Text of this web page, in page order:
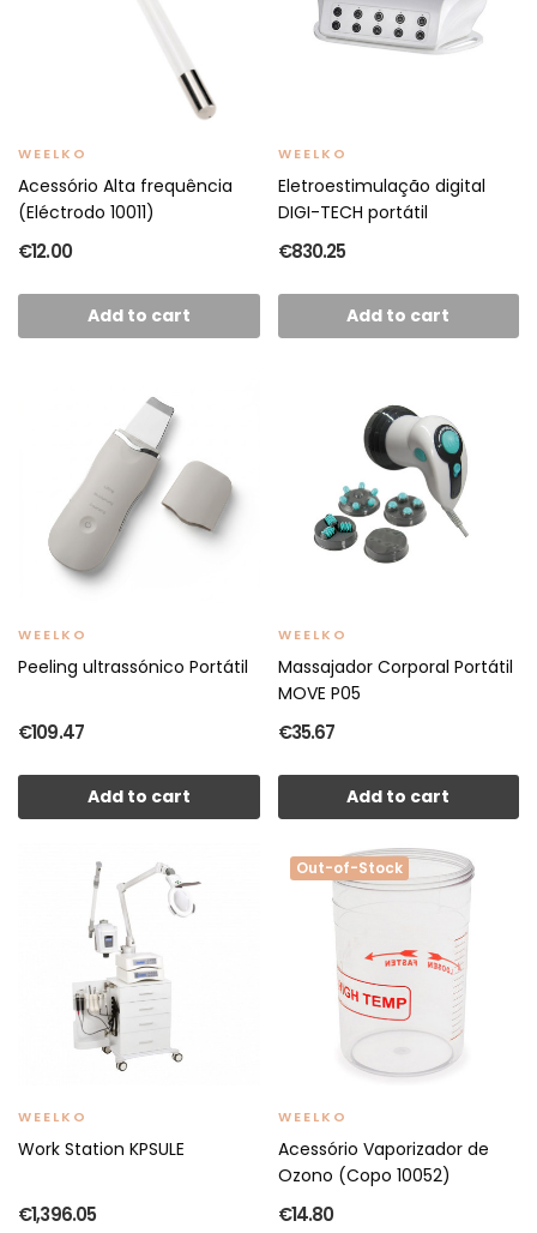
WEELKO
Acessório Alta frequência
(Eléctrodo 10011)
€12.00
Add to cart
WEELKO
Eletroestimulação digital
DIGI-TECH portátil
€830.25
Add to cart
WEELKO
Peeling ultrassónico Portátil
€109.47
Add to cart
WEELKO
Massajador Corporal Portátil
MOVE P05
€35.67
Add to cart
WEELKO
Work Station KPSULE
€1,396.05
Out-of-Stock
WEELKO
Acessório Vaporizador de
Ozono (Copo 10052)
€14.80